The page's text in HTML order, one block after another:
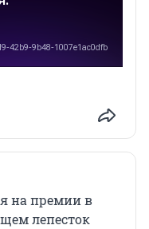
на премии в
лепесток